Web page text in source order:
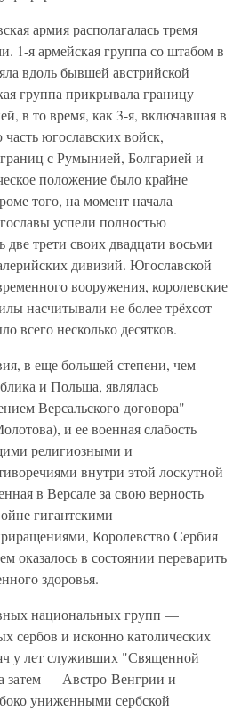
армия располагалась тремя
1-я армейская группа со штабом в
вдоль бывшей австрийской
группа прикрывала границу
в то время, как 3-я, включавшая в
югославских войск,
границ с Румынией, Болгарией и
положение было крайне
того, на момент начала
успели полностью
две трети своих двадцати восьми
дивизий. Югославской
вооружения, королевские
насчитывали не более трёхсот
всего несколько десятков.
в еще большей степени, чем
и Польша, являлась
Версальского договора"
и ее военная слабость
религиозными и
внутри этой лоскутной
в Версале за свою верность
гигантскими
Королевство Сербия
оказалось в состоянии переварить
здоровья.
национальных групп —
сербов и исконно католических
у лет служивших "Священной
затем — Австро-Венгрии и
униженными сербской